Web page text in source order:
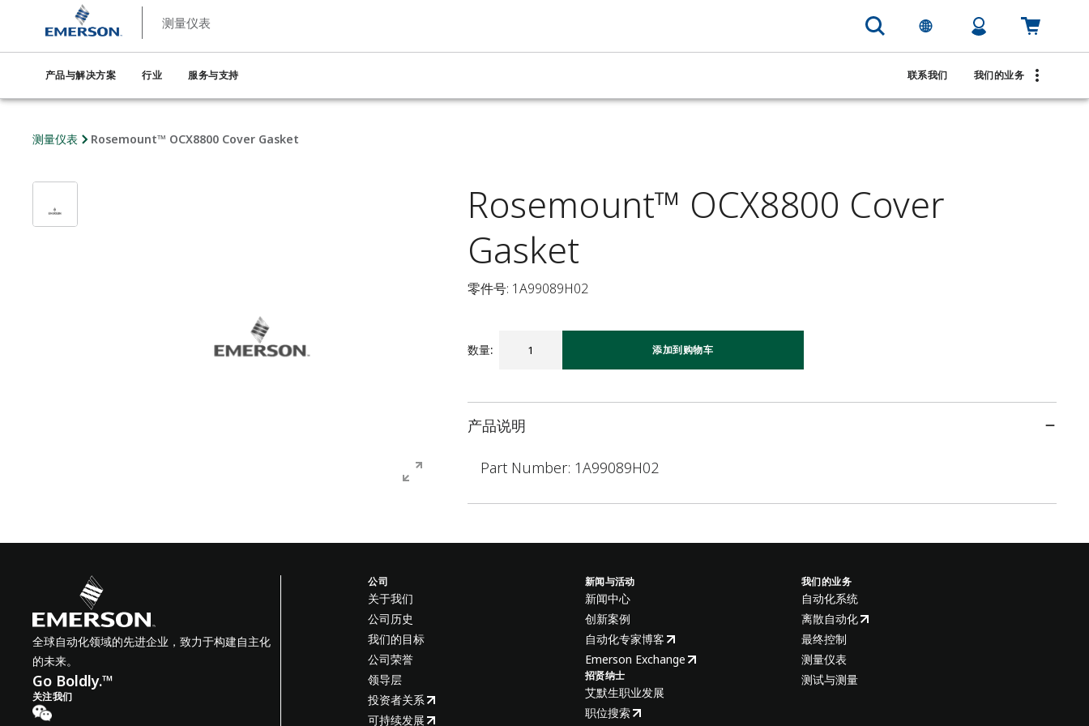
测量仪表
产品与解决方案 行业 服务与支持 联系我们 我们的业务
测量仪表 Rosemount™ OCX8800 Cover Gasket
Rosemount™ OCX8800 Cover
Gasket
零件号: 1A99089H02
数量: 添加到购物车
产品说明
Part Number: 1A99089H02
全球自动化领域的先进企业，致力于构建自主化
的未来。
Go Boldly.™
关注我们
公司
关于我们
公司历史
我们的目标
公司荣誉
领导层
投资者关系
可持续发展
新闻与活动
新闻中心
创新案例
自动化专家博客
Emerson Exchange
招贤纳士
艾默生职业发展
职位搜索
我们的业务
自动化系统
离散自动化
最终控制
测量仪表
测试与测量